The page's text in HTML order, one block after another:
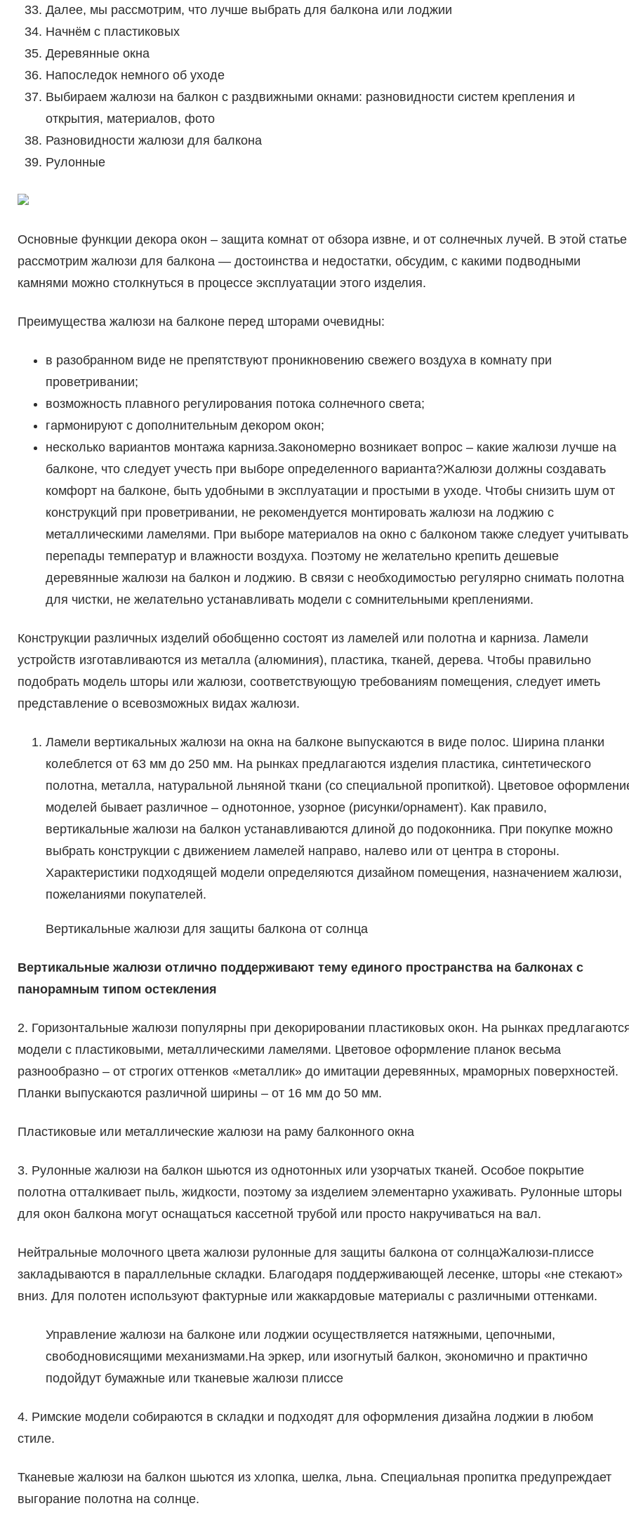
Далее, мы рассмотрим, что лучше выбрать для балкона или лоджии
Начнём с пластиковых
Деревянные окна
Напоследок немного об уходе
Выбираем жалюзи на балкон с раздвижными окнами: разновидности систем крепления и
открытия, материалов, фото
Разновидности жалюзи для балкона
Рулонные
Основные функции декора окон – защита комнат от обзора извне, и от солнечных лучей. В этой статье
рассмотрим жалюзи для балкона — достоинства и недостатки, обсудим, с какими подводными
камнями можно столкнуться в процессе эксплуатации этого изделия.
Преимущества жалюзи на балконе перед шторами очевидны:
в разобранном виде не препятствуют проникновению свежего воздуха в комнату при
проветривании;
возможность плавного регулирования потока солнечного света;
гармонируют с дополнительным декором окон;
несколько вариантов монтажа карниза.Закономерно возникает вопрос – какие жалюзи лучше на
балконе, что следует учесть при выборе определенного варианта?Жалюзи должны создавать
комфорт на балконе, быть удобными в эксплуатации и простыми в уходе. Чтобы снизить шум от
конструкций при проветривании, не рекомендуется монтировать жалюзи на лоджию с
металлическими ламелями. При выборе материалов на окно с балконом также следует учитывать
перепады температур и влажности воздуха. Поэтому не желательно крепить дешевые
деревянные жалюзи на балкон и лоджию. В связи с необходимостью регулярно снимать полотна
для чистки, не желательно устанавливать модели с сомнительными креплениями.
Конструкции различных изделий обобщенно состоят из ламелей или полотна и карниза. Ламели
устройств изготавливаются из металла (алюминия), пластика, тканей, дерева. Чтобы правильно
подобрать модель шторы или жалюзи, соответствующую требованиям помещения, следует иметь
представление о всевозможных видах жалюзи.
Ламели вертикальных жалюзи на окна на балконе выпускаются в виде полос. Ширина планки
колеблется от 63 мм до 250 мм. На рынках предлагаются изделия пластика, синтетического
полотна, металла, натуральной льняной ткани (со специальной пропиткой). Цветовое
моделей бывает различное – однотонное, узорное (рисунки/орнамент). Как правило,
вертикальные жалюзи на балкон устанавливаются длиной до подоконника. При покупке можно
выбрать конструкции с движением ламелей направо, налево или от центра в стороны.
Характеристики подходящей модели определяются дизайном помещения, назначением жалюзи,
пожеланиями покупателей.
Вертикальные жалюзи для защиты балкона от солнца
Вертикальные жалюзи отлично поддерживают тему единого пространства на балконах с
панорамным типом остекления
2. Горизонтальные жалюзи популярны при декорировании пластиковых окон. На рынках
модели с пластиковыми, металлическими ламелями. Цветовое оформление планок весьма
разнообразно – от строгих оттенков «металлик» до имитации деревянных, мраморных поверхностей.
Планки выпускаются различной ширины – от 16 мм до 50 мм.
Пластиковые или металлические жалюзи на раму балконного окна
3. Рулонные жалюзи на балкон шьются из однотонных или узорчатых тканей. Особое покрытие
полотна отталкивает пыль, жидкости, поэтому за изделием элементарно ухаживать. Рулонные шторы
для окон балкона могут оснащаться кассетной трубой или просто накручиваться на вал.
Нейтральные молочного цвета жалюзи рулонные для защиты балкона от солнцаЖалюзи-плиссе
закладываются в параллельные складки. Благодаря поддерживающей лесенке, шторы «не стекают»
вниз. Для полотен используют фактурные или жаккардовые материалы с различными оттенками.
Управление жалюзи на балконе или лоджии осуществляется натяжными, цепочными,
свободновисящими механизмами.На эркер, или изогнутый балкон, экономично и практично
подойдут бумажные или тканевые жалюзи плиссе
4. Римские модели собираются в складки и подходят для оформления дизайна лоджии в любом
стиле.
Тканевые жалюзи на балкон шьются из хлопка, шелка, льна. Специальная пропитка предупреждает
выгорание полотна на солнце.